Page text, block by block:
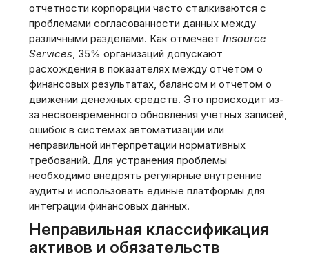
отчетности корпорации часто сталкиваются с
проблемами согласованности данных между
различными разделами. Как отмечает Insource
Services, 35% организаций допускают
расхождения в показателях между отчетом о
финансовых результатах, балансом и отчетом о
движении денежных средств. Это происходит из-
за несвоевременного обновления учетных записей,
ошибок в системах автоматизации или
неправильной интерпретации нормативных
требований. Для устранения проблемы
необходимо внедрять регулярные внутренние
аудиты и использовать единые платформы для
интеграции финансовых данных.
Неправильная классификация
активов и обязательств